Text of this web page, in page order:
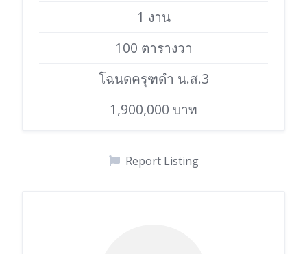
1 งาน
100 ตารางวา
โฉนดครุฑดำ น.ส.3
1,900,000 บาท
Report Listing